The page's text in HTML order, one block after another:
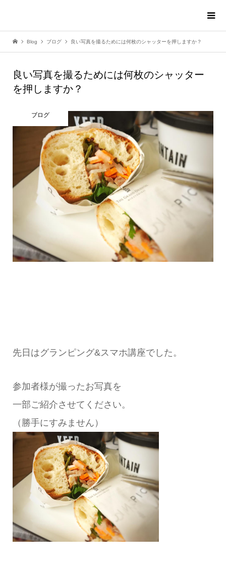
Blog ブログ 良い写真を撮るためには何枚のシャッターを押しますか？
良い写真を撮るためには何枚のシャッター
を押しますか？
ブログ
先日はグランピング&スマホ講座でした。
参加者様が撮ったお写真を
一部ご紹介させてください。
（勝手にすみません）